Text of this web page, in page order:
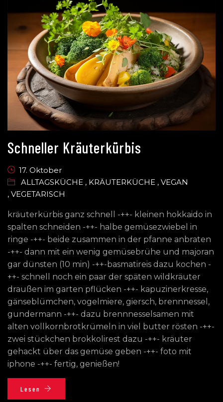
Schneller Kräuterkürbis
17. Oktober
ALLTAGSKÜCHE , KRÄUTERKÜCHE , VEGAN
, VEGETARISCH
kräuterkürbis ganz schnell -++- kleinen hokkaido in
spalten schneiden -++- halbe gemüsezwiebel in
ringe -++- beide zusammen in der pfanne anbraten
-++- dann mit ein wenig gemüsebrühe und majoran
gar dünsten (10 min) -++-basmatireis dazu kochen -
++- schnell noch ein paar der späten wildkräuter
draußen im garten pflücken -++- kapuzinerkresse,
gänseblümchen, vogelmiere, giersch, brennnessel,
gundermann -++- dazu brennnesselsamen mit
alten vollkornbrotkrümeln in viel butter rösten -++-
zwei stückchen brokkolirest dazu -++- kräuter
gehackt über das gemüse geben -++- foto mit
iphone -++- fertig, genießen!
Lesen